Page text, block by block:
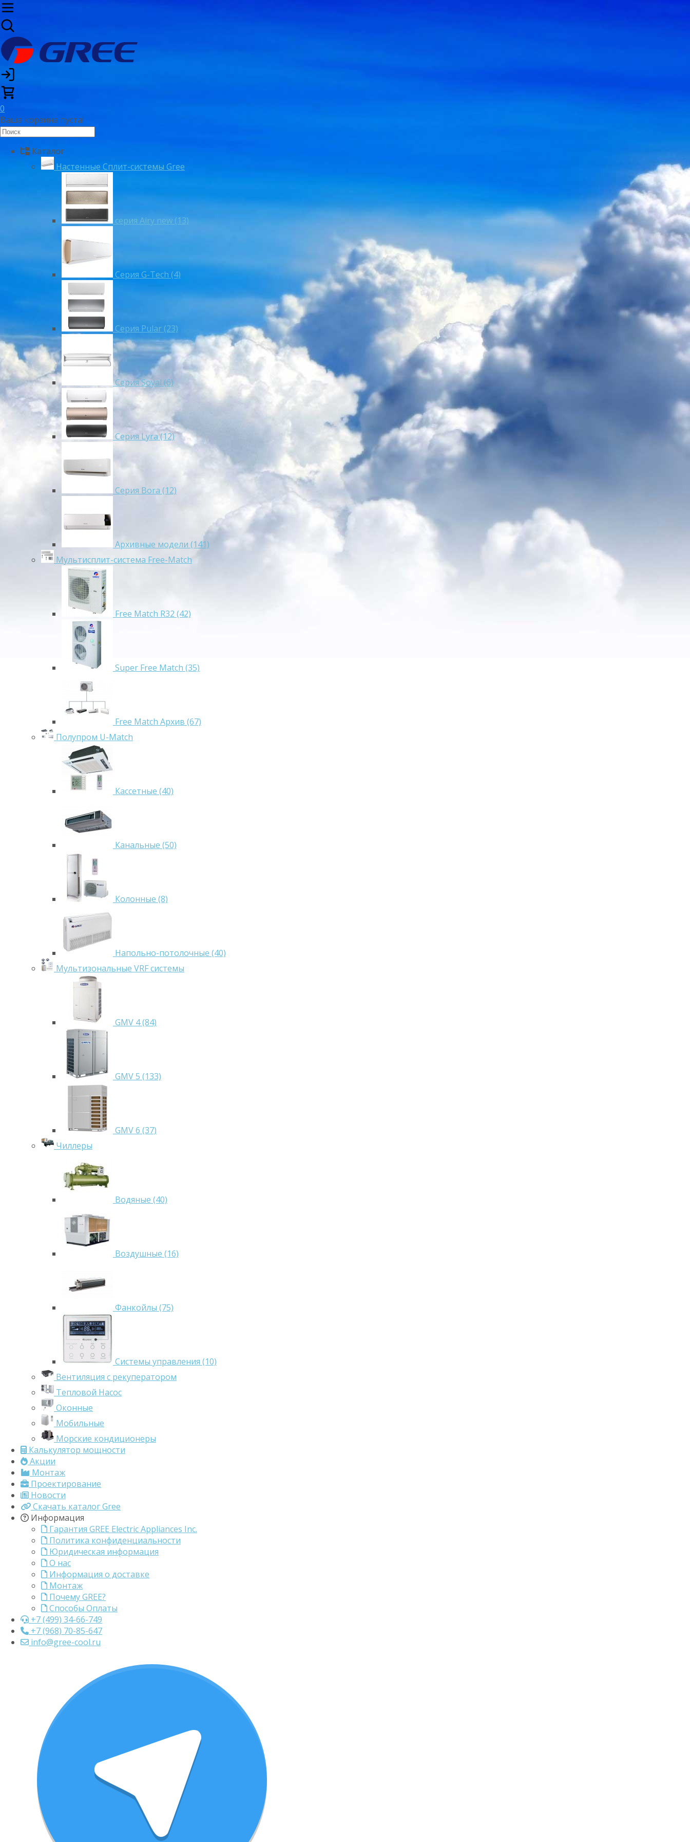
0
Ваша корзина пуста!
Каталог
Настенные Сплит-системы Gree
серия Airy new (13)
Серия G-Tech (4)
Серия Pular (23)
Cерия Soyal (6)
Серия Lyra (12)
Серия Bora (12)
Архивные модели (141)
Мультисплит-система Free-Match
Free Match R32 (42)
Super Free Match (35)
Free Match Архив (67)
Полупром U-Match
Кассетные (40)
Канальные (50)
Колонные (8)
Напольно-потолочные (40)
Мультизональные VRF системы
GMV 4 (84)
GMV 5 (133)
GMV 6 (37)
Чиллеры
Водяные (40)
Воздушные (16)
Фанкойлы (75)
Системы управления (10)
Вентиляция с рекуператором
Тепловой Насос
Оконные
Мобильные
Морские кондиционеры
Калькулятор мощности
Акции
Монтаж
Проектирование
Новости
Скачать каталог Gree
Информация
Гарантия GREE Electric Appliances Inc.
Политика конфиденциальности
Юридическая информация
О нас
Информация о доставке
Монтаж
Почему GREE?
Способы Оплаты
+7 (499) 34-66-749
+7 (968) 70-85-647
info@gree-cool.ru